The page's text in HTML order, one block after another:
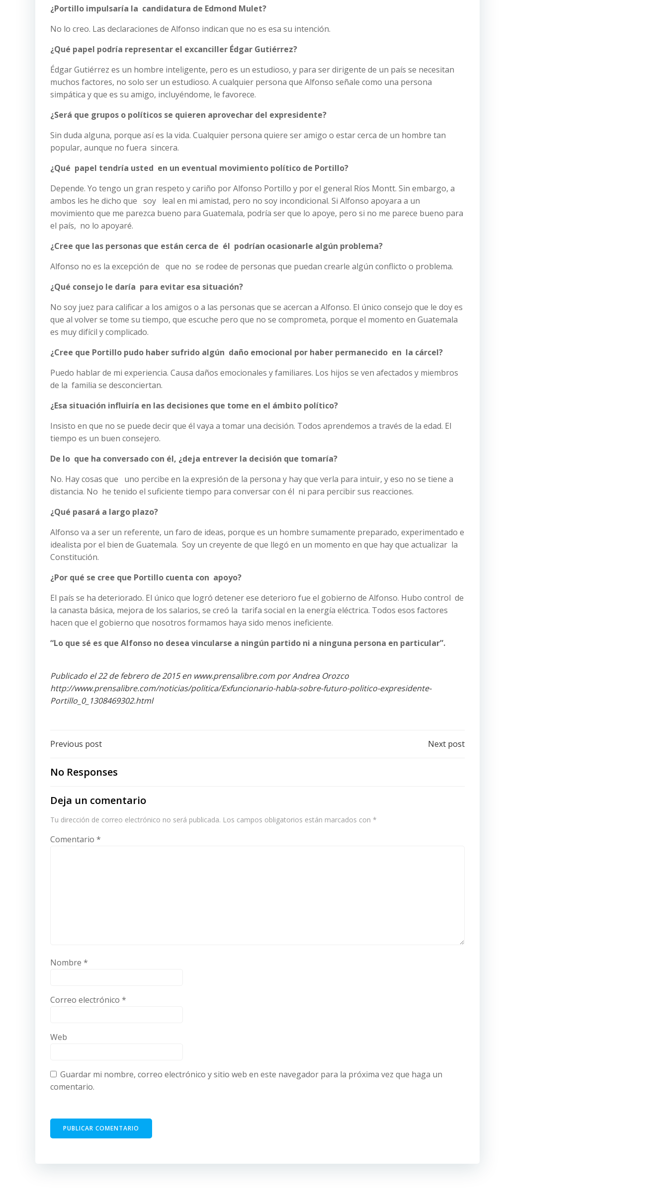
¿Portillo impulsaría la candidatura de Edmond Mulet?
No lo creo. Las declaraciones de Alfonso indican que no es esa su intención.
¿Qué papel podría representar el excanciller Édgar Gutiérrez?
Édgar Gutiérrez es un hombre inteligente, pero es un estudioso, y para ser dirigente de un país se necesitan
muchos factores, no solo ser un estudioso. A cualquier persona que Alfonso señale como una persona
simpática y que es su amigo, incluyéndome, le favorece.
¿Será que grupos o políticos se quieren aprovechar del expresidente?
Sin duda alguna, porque así es la vida. Cualquier persona quiere ser amigo o estar cerca de un hombre tan
popular, aunque no fuera sincera.
¿Qué papel tendría usted en un eventual movimiento político de Portillo?
Depende. Yo tengo un gran respeto y cariño por Alfonso Portillo y por el general Ríos Montt. Sin embargo, a
ambos les he dicho que soy leal en mi amistad, pero no soy incondicional. Si Alfonso apoyara a un
movimiento que me parezca bueno para Guatemala, podría ser que lo apoye, pero si no me parece bueno para
el país, no lo apoyaré.
¿Cree que las personas que están cerca de él podrían ocasionarle algún problema?
Alfonso no es la excepción de que no se rodee de personas que puedan crearle algún conflicto o problema.
¿Qué consejo le daría para evitar esa situación?
No soy juez para calificar a los amigos o a las personas que se acercan a Alfonso. El único consejo que le doy es
que al volver se tome su tiempo, que escuche pero que no se comprometa, porque el momento en Guatemala
es muy difícil y complicado.
¿Cree que Portillo pudo haber sufrido algún daño emocional por haber permanecido en la cárcel?
Puedo hablar de mi experiencia. Causa daños emocionales y familiares. Los hijos se ven afectados y miembros
de la familia se desconciertan.
¿Esa situación influiría en las decisiones que tome en el ámbito político?
Insisto en que no se puede decir que él vaya a tomar una decisión. Todos aprendemos a través de la edad. El
tiempo es un buen consejero.
De lo que ha conversado con él, ¿deja entrever la decisión que tomaría?
No. Hay cosas que uno percibe en la expresión de la persona y hay que verla para intuir, y eso no se tiene a
distancia. No he tenido el suficiente tiempo para conversar con él ni para percibir sus reacciones.
¿Qué pasará a largo plazo?
Alfonso va a ser un referente, un faro de ideas, porque es un hombre sumamente preparado, experimentado e
idealista por el bien de Guatemala. Soy un creyente de que llegó en un momento en que hay que actualizar la
Constitución.
¿Por qué se cree que Portillo cuenta con apoyo?
El país se ha deteriorado. El único que logró detener ese deterioro fue el gobierno de Alfonso. Hubo control de
la canasta básica, mejora de los salarios, se creó la tarifa social en la energía eléctrica. Todos esos factores
hacen que el gobierno que nosotros formamos haya sido menos ineficiente.
“Lo que sé es que Alfonso no desea vincularse a ningún partido ni a ninguna persona en particular”.
Publicado el 22 de febrero de 2015 en www.prensalibre.com por Andrea Orozco
http://www.prensalibre.com/noticias/politica/Exfuncionario-habla-sobre-futuro-politico-expresidente-
Portillo_0_1308469302.html
Post
navigation
Previous post Next post
No Responses
Deja un comentario
Tu dirección de correo electrónico no será publicada. Los campos obligatorios están marcados con *
Comentario *
Nombre *
Correo electrónico *
Web
Guardar mi nombre, correo electrónico y sitio web en este navegador para la próxima vez que haga un
comentario.